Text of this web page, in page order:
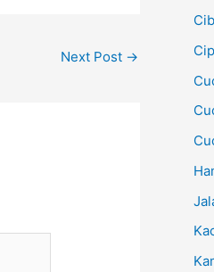
Next Post →